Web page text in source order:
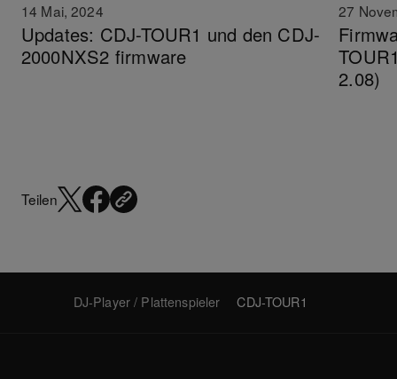
14 Mai, 2024
Updates: CDJ-TOUR1 und den CDJ-
2000NXS2 firmware
27
2.08)
Teilen
DJ-Player / Plattenspieler CDJ-TOUR1